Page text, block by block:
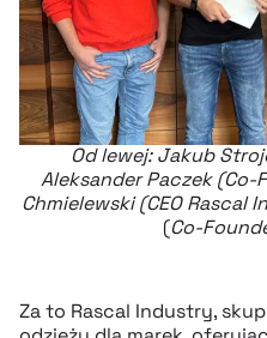
Od lewej: Jakub
Aleksander Paczek
Chmielewski (CEO Rascal
(Co-
Za to Rascal Industry,